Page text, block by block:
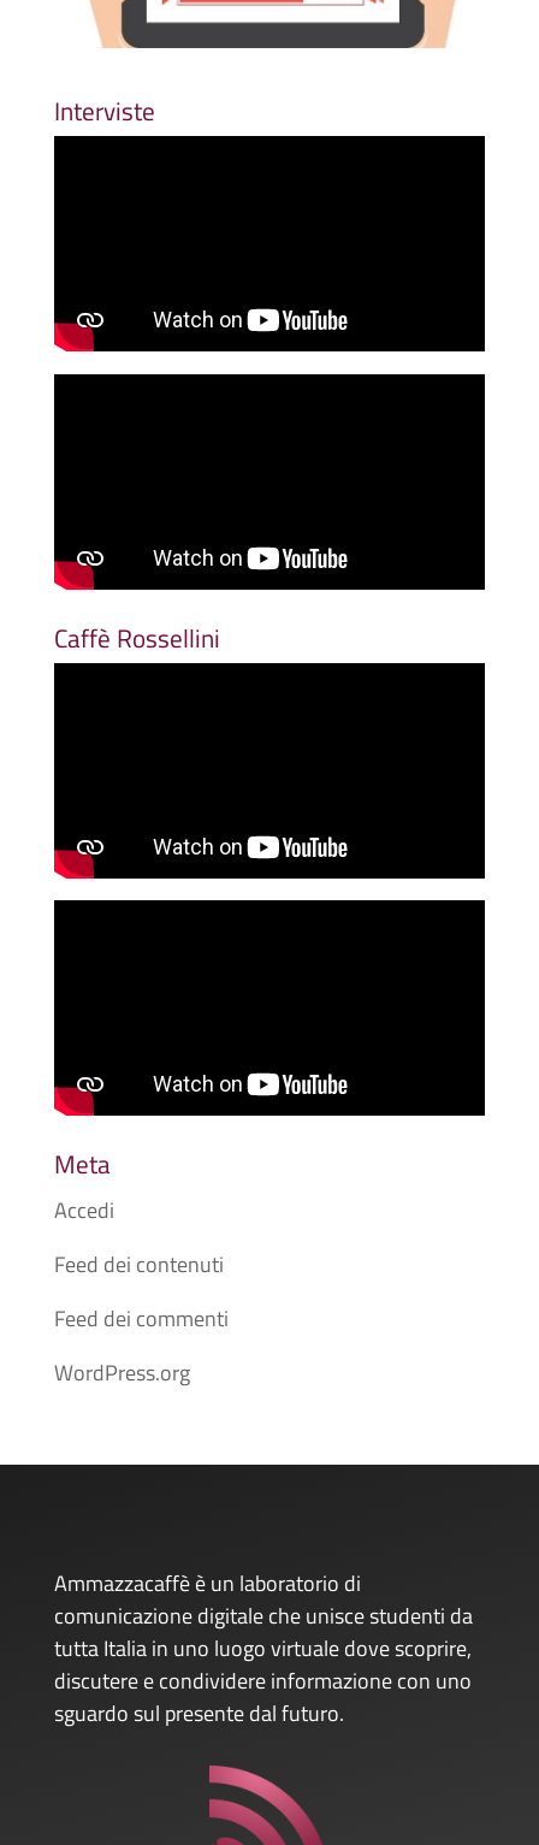
Interviste
Caffè Rossellini
Meta
Accedi
Feed dei contenuti
Feed dei commenti
WordPress.org
Ammazzacaffè è un laboratorio di
comunicazione digitale che unisce studenti da
tutta Italia in uno luogo virtuale dove scoprire,
discutere e condividere informazione con uno
sguardo sul presente dal futuro.